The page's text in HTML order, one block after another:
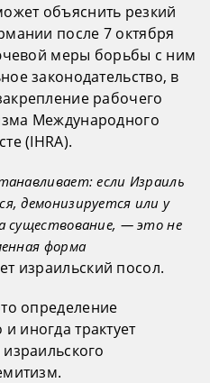
объяснить резкий
после 7 октября
меры борьбы с ним
законодательство, в
рабочего
Международного
(IHRA).
если Израиль
демонизируется или у
существование, — это не
форма
израильский посол.
определение
иногда трактует